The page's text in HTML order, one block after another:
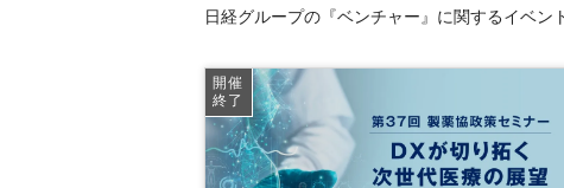
日経グループの『ベンチャー』に関するイベ
開催
終了